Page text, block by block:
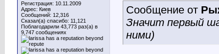
Регистрация: 10.11.2009
Адрес: Киев
Сообщений: 12,316
Сказал(а) спасибо: 11,121
Поблагодарили 43,773 раз(а) в
9,747 сообщениях
Сообщение от
Значит первый
ними)